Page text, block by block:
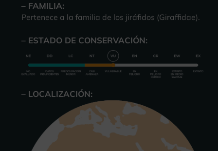
– FAMILIA:
Pertenece a la familia de los jiráfidos (Giraffidae).
– ESTADO DE CONSERVACIÓN:
– LOCALIZACIÓN: